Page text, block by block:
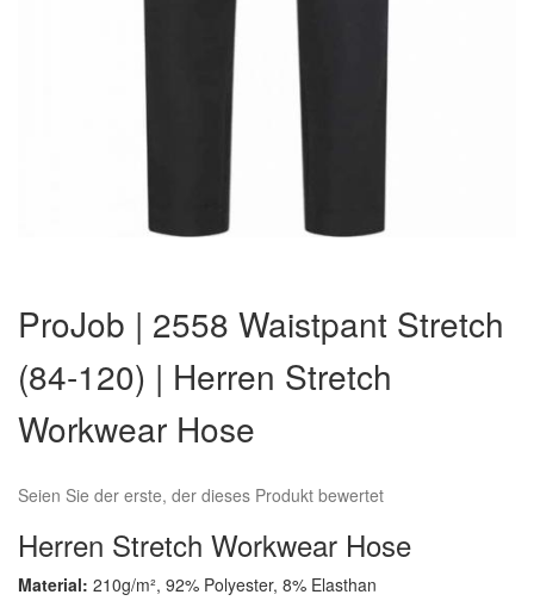
der
Bildergalerie
springen
ProJob | 2558 Waistpant Stretch
(84-120) | Herren Stretch
Workwear Hose
Seien Sie der erste, der dieses Produkt bewertet
Herren Stretch Workwear Hose
Material: 210g/m², 92% Polyester, 8% Elasthan